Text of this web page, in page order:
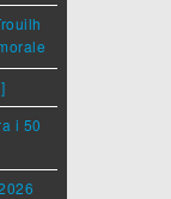
i 50